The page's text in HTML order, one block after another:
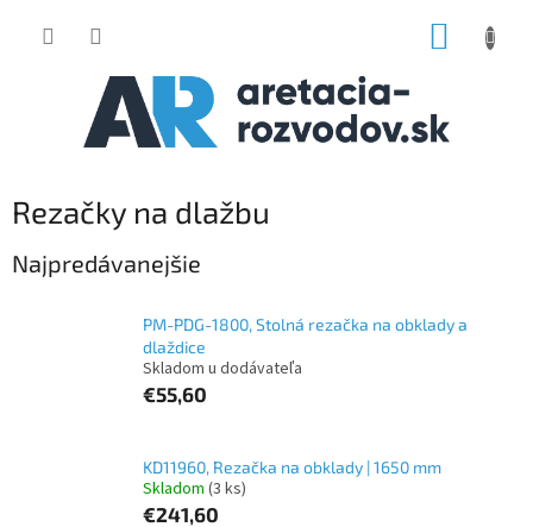
Rezačky na dlažbu
Najpredávanejšie
PM-PDG-1800, Stolná rezačka na obklady a
dlaždice
Skladom u dodávateľa
€55,60
KD11960, Rezačka na obklady | 1650 mm
Skladom (3 ks)
€241,60